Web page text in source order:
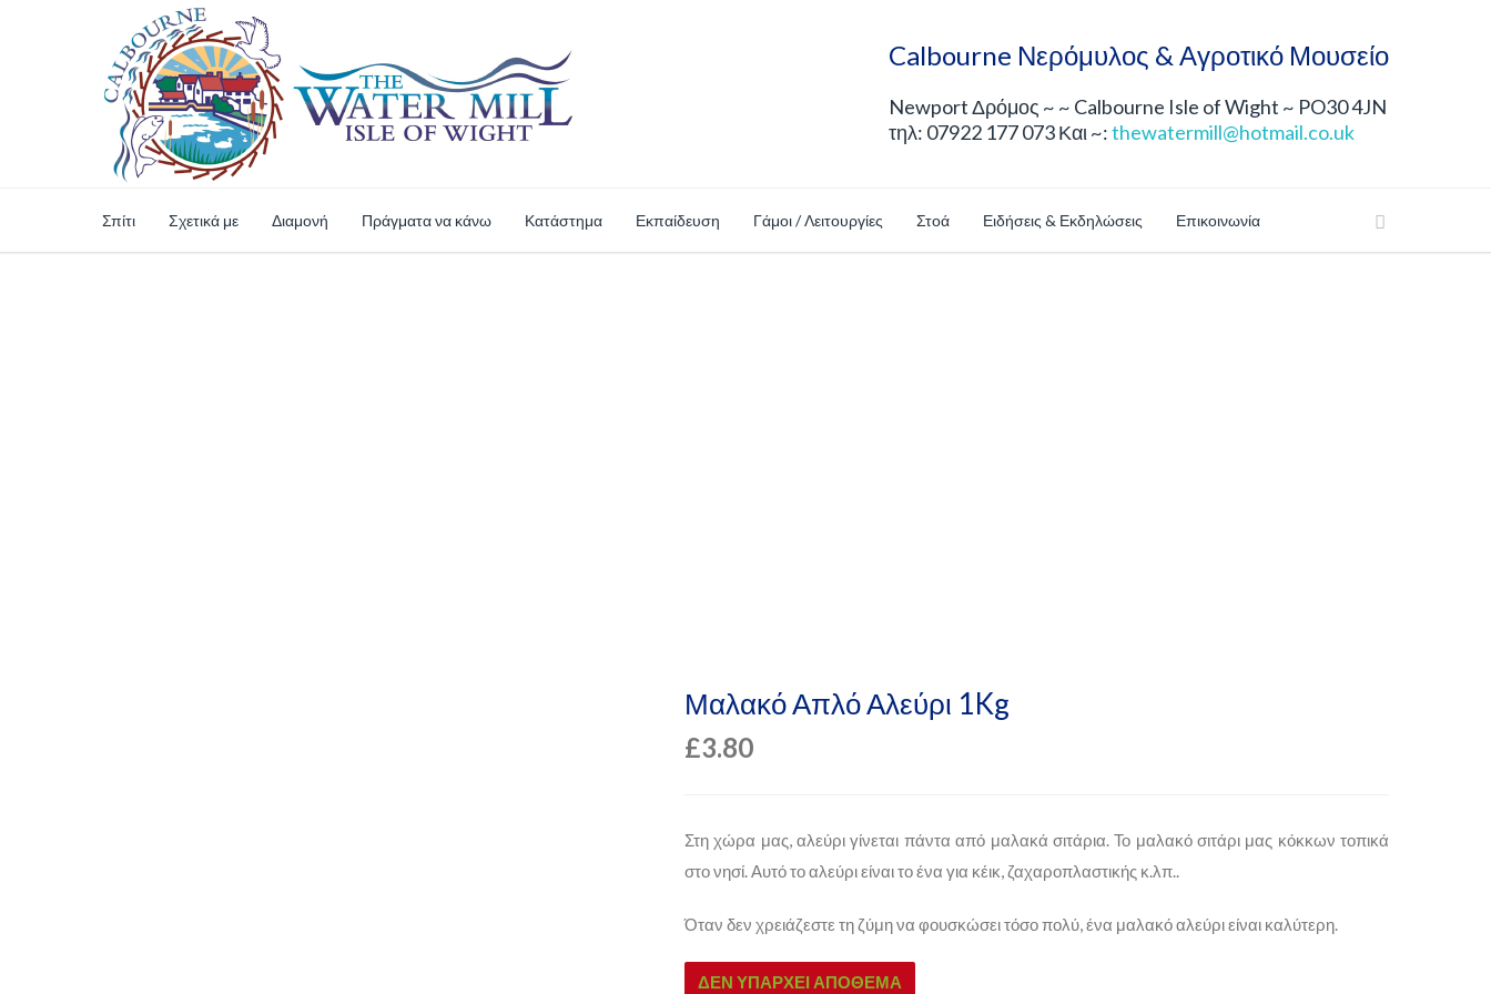
Calbourne Νερόμυλος & Αγροτικό Μουσείο
Newport Δρόμος ~ ~ Calbourne Isle of Wight ~ PO30 4JN
τηλ: 07922 177 073 Και ~:thewatermill@hotmail.co.uk
Σπίτι Σχετικά με Διαμονή Πράγματα να κάνω Κατάστημα Εκπαίδευση Γάμοι / Λειτουργίες Στοά Ειδήσεις & Εκδηλώσεις Επικοινωνία
Μαλακό Απλό Αλεύρι 1Kg
£3.80
Στη χώρα μας, αλεύρι γίνεται πάντα από μαλακά σιτάρια. Το μαλακό σιτάρι μας κόκκων τοπικά
στο νησί. Αυτό το αλεύρι είναι το ένα για κέικ, ζαχαροπλαστικής κ.λπ..
Όταν δεν χρειάζεστε τη ζύμη να φουσκώσει τόσο πολύ, ένα μαλακό αλεύρι είναι καλύτερη.
ΔΕΝ ΥΠΆΡΧΕΙ ΑΠΌΘΕΜΑ